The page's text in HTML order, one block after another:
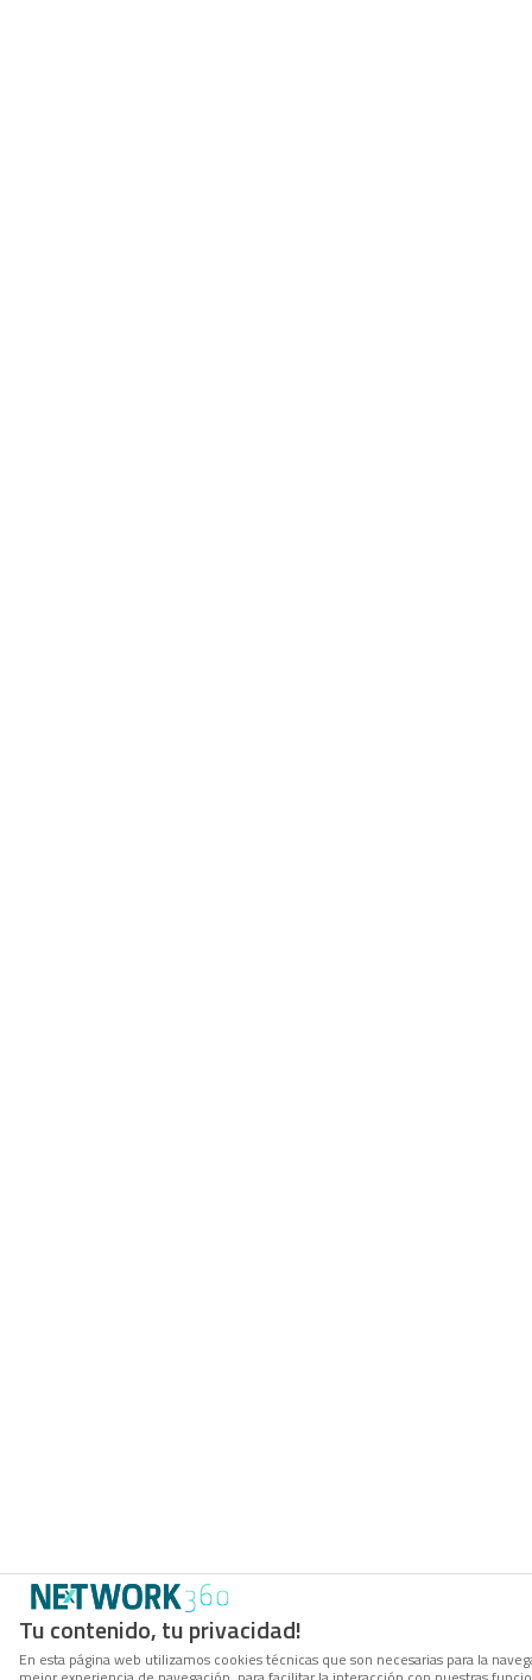
Tu contenido, tu privacidad!
En esta página web utilizamos cookies técnicas que son necesarias para la